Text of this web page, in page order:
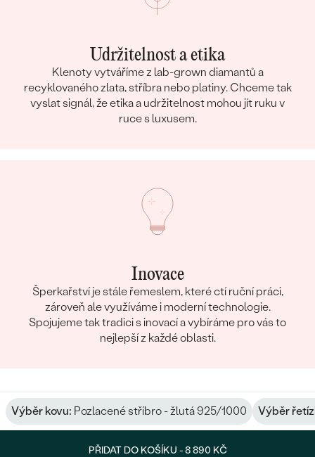
Udržitelnost a etika
Klenoty vytváříme z lab-grown diamantů a
recyklovaného zlata, stříbra nebo platiny. Chceme tak
vyslat signál, že etika a udržitelnost mohou jít ruku v
ruce s luxusem.
Inovace
Šperkařství je stále řemeslem, které ctí ruční práci,
zároveň ale využíváme i moderní technologie.
Spojujeme tak tradici s inovací a vybíráme pro vás to
nejlepší z každé oblasti.
Výběr kovu: Pozlacené stříbro - žlutá 925/1000 Výběr
PŘIDAT DO KOŠÍKU -8 890 KČ